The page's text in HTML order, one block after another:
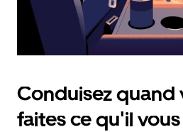
calendrier.
Conduisez quand
faites ce qu'il